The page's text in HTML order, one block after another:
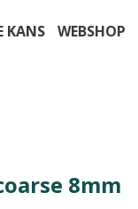
KANS WEBSHOP
8mm